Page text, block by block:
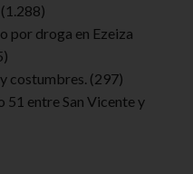
(1.288)
por droga en Ezeiza
costumbres. (297)
51 entre San Vicente y